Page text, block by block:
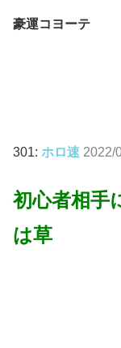
豪運コヨーテ
301: ホロ速 2022/
初心者相手
は草